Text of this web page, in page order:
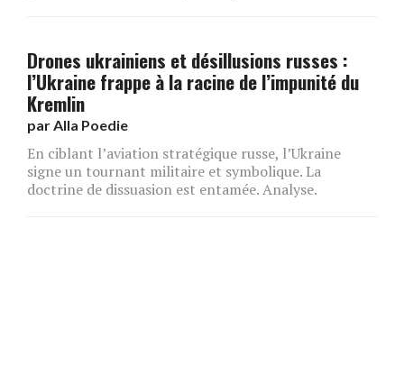
Drones ukrainiens et désillusions russes :
l’Ukraine frappe à la racine de l’impunité du
Kremlin
parAlla Poedie
En ciblant l’aviation stratégique russe, l’Ukraine
signe un tournant militaire et symbolique. La
doctrine de dissuasion est entamée. Analyse.